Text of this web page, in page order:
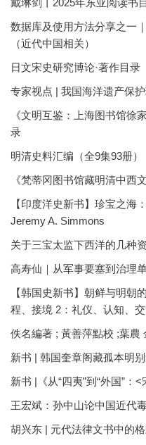
数据库及使用方法分享之一
（近代中国相关）
日文宋史研究博论·著作目录
专家视点 | 我国海洋遗产保
《文明互鉴：上海图书馆徐
录
明清史料汇编（全9集93册）
《梵蒂冈图书馆藏明清中西
【印度洋史新书】珍宝之海
Jeremy A. Simmons
关于三宝太监下西洋的几种
高寿仙｜从军事要塞到治理
【韩国史新书】朝鲜与明朝
程、接境 2：礼仪、认知、
佚名編著 ; 黃善萍點校 ;葉農
新书 | 韩国奎章阁藏孤本明别
新书 |《从“四夷”到“外国”：<
王宏斌：孙中山论中国近代
胡兴东 | 元代法律文书中的